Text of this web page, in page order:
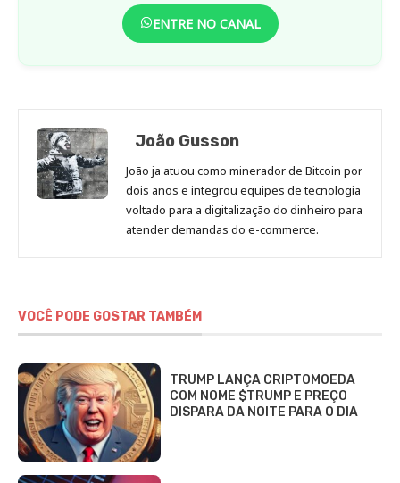
ENTRE NO CANAL
João Gusson
João ja atuou como minerador de Bitcoin por
dois anos e integrou equipes de tecnologia
voltado para a digitalização do dinheiro para
atender demandas do e-commerce.
VOCÊ PODE GOSTAR TAMBÉM
TRUMP LANÇA CRIPTOMOEDA
COM NOME $TRUMP E PREÇO
DISPARA DA NOITE PARA O DIA